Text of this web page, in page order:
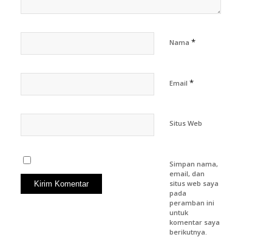
Nama *
Email *
Situs Web
Simpan nama,
email, dan
situs web saya
pada
peramban ini
untuk
komentar saya
berikutnya.